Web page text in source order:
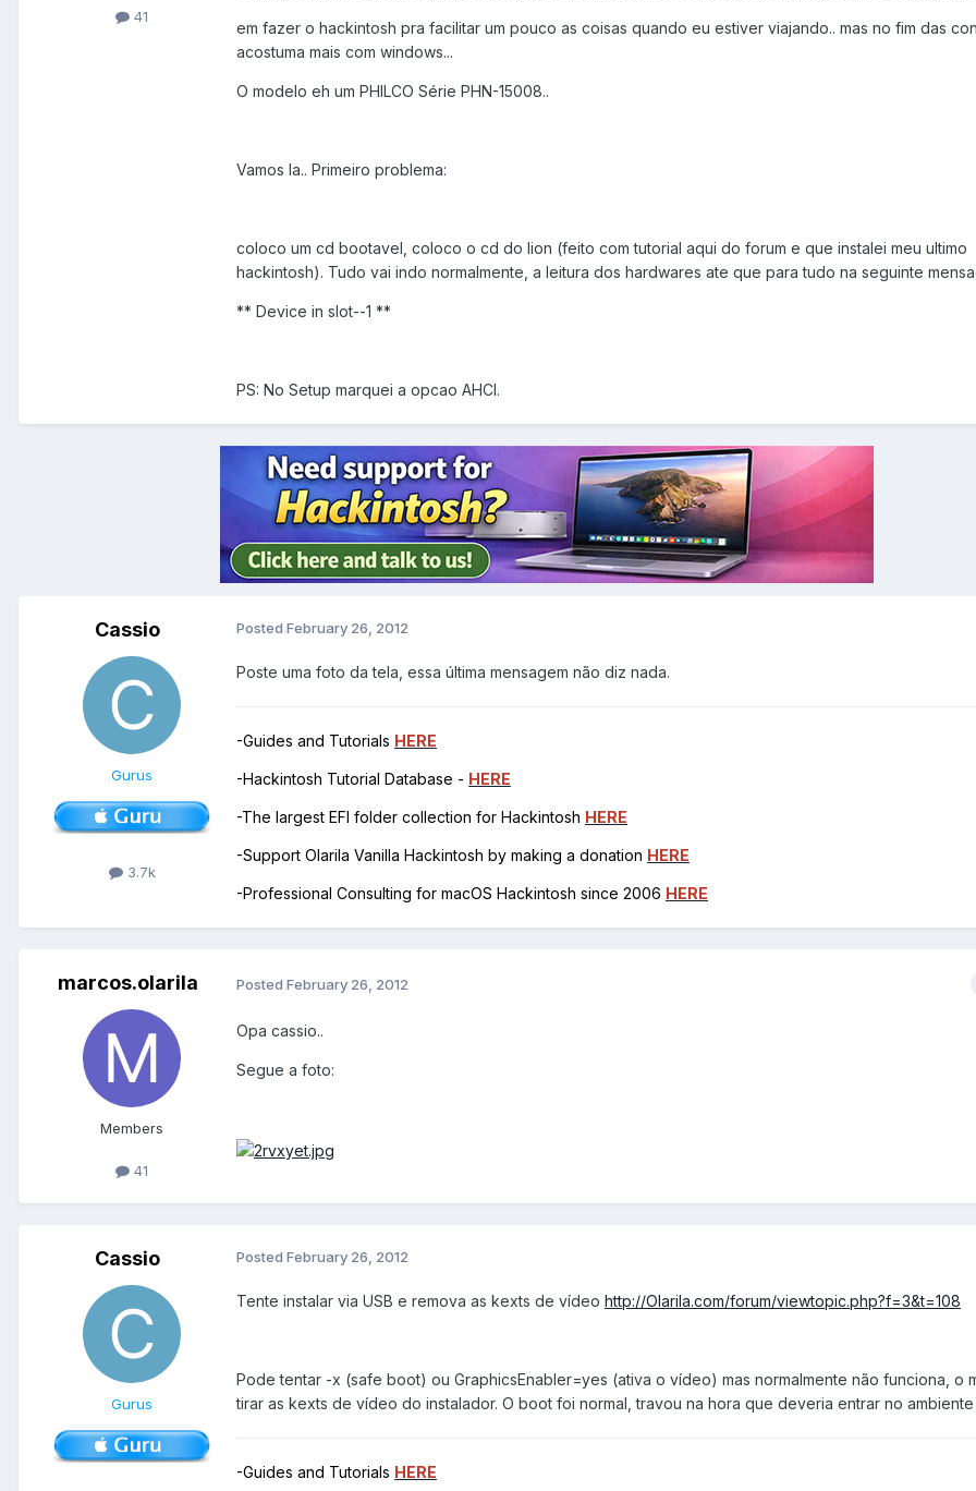
41
em fazer o hackintosh pra facilitar um pouco as coisas quando eu estiver viajando.. mas no fim das
acostuma mais com windows...
O modelo eh um PHILCO Série PHN-15008..
Vamos la.. Primeiro problema:
coloco um cd bootavel, coloco o cd do lion (feito com tutorial aqui do forum e que instalei meu ultimo
hackintosh). Tudo vai indo normalmente, a leitura dos hardwares ate que para tudo na seguinte
** Device in slot--1 **
PS: No Setup marquei a opcao AHCI.
Cassio
Gurus
3.7k
Posted February 26, 2012
Poste uma foto da tela, essa última mensagem não diz nada.
-Guides and Tutorials HERE
-Hackintosh Tutorial Database - HERE
-The largest EFI folder collection for Hackintosh HERE
-Support Olarila Vanilla Hackintosh by making a donation HERE
-Professional Consulting for macOS Hackintosh since 2006 HERE
marcos.olarila
Members
41
Posted February 26, 2012
Opa cassio..
Segue a foto:
Cassio
Gurus
Posted February 26, 2012
Tente instalar via USB e remova as kexts de vídeo http://Olarila.com/forum/viewtopic.php?f=3&t=108
Pode tentar -x (safe boot) ou GraphicsEnabler=yes (ativa o vídeo) mas normalmente não funciona, o
tirar as kexts de vídeo do instalador. O boot foi normal, travou na hora que deveria entrar no
-Guides and Tutorials HERE